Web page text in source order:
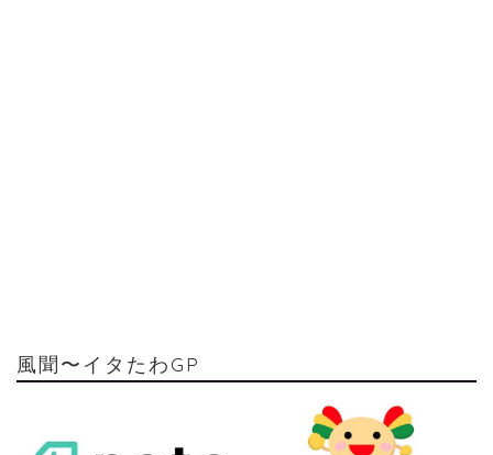
風聞〜イタたわGP